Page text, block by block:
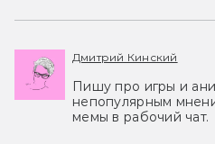
Дмитрий Кинский
Пишу про игры и
непопулярным
мемы в рабочий чат.